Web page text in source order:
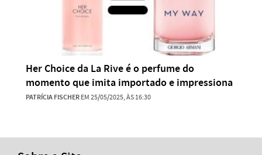
Her Choice da La Rive é o perfume do
momento que imita importado e impressiona
PATRÍCIA FISCHEREM 25/05/2025, ÀS 16:30